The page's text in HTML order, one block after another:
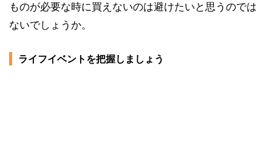
ものが必要な時に買えないのは避けたいと思うのでは
ないでしょうか。
ライフイベントを把握しましょう